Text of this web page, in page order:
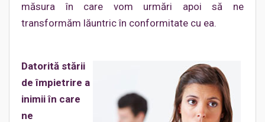
măsura în care vom urmări apoi să ne
transformăm lăuntric în conformitate cu ea.
Datorită stării
de împietrire a
inimii în care
ne